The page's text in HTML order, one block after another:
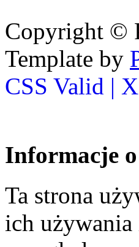
Copyright ©
Template by
CSS Valid |
Informacje
Ta strona
ich